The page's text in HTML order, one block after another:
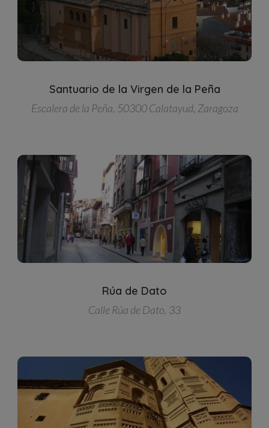
Santuario de la Virgen de la Peña
Escalera de la Peña, 50300 Calatayud, Zaragoza
Rúa de Dato
Calle Rúa de Dato, 33